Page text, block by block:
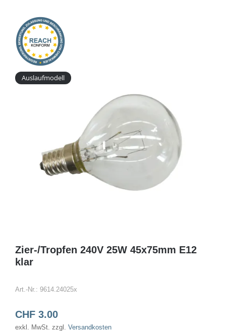
Onlineshop
Auslaufmodell
Zier-/Tropfen 240V 25W 45x75mm E12
klar
Art.-Nr.: 9614.24025x
CHF3.00
exkl. MwSt. zzgl. Versandkosten